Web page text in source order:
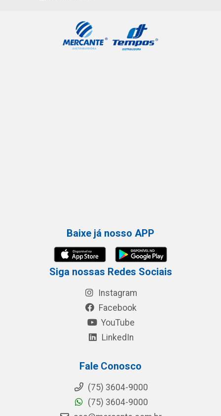
Baixe já nosso APP
Siga nossas Redes Sociais
Instagram
Facebook
YouTube
LinkedIn
Fale Conosco
(75) 3604-9000
(75) 3604-9000